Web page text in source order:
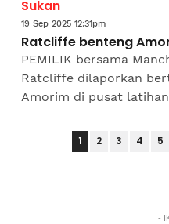
Sukan
19 Sep 2025 12:31pm
Ratcliffe benteng
PEMILIK bersama
Ratcliffe dilaporkan
Amorim di pusat
didedahkan portal
1 2 3 4 5
-